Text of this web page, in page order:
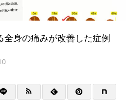
全身の痛みが改善した症例